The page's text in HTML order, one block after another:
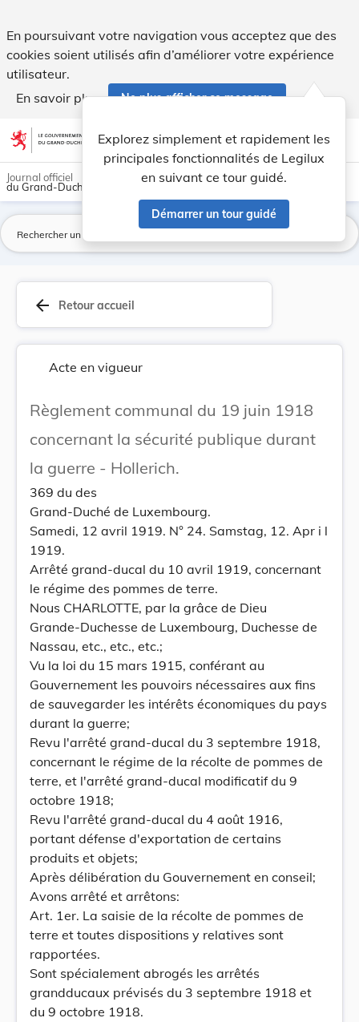
En poursuivant votre navigation vous acceptez que des
cookies soient utilisés afin d’améliorer votre expérience
utilisateur.
En savoir plus
Ne plus afficher ce message
Aller au contenu account_circle help Aide
Explorez simplement et rapidement les
principales fonctionnalités de Legilux
en suivant ce tour guidé.
Démarrer un tour guidé
light_mode dark_mode
Journal officiel
du Grand-Duché de Luxembourg
arrow_back Retour accueil
Acte en vigueur
Règlement communal du 19 juin 1918
concernant la sécurité publique durant
la guerre - Hollerich.
369 du des
Grand-Duché de Luxembourg.
Samedi, 12 avril 1919. N° 24. Samstag, 12. Apr i l
1919.
Arrêté grand-ducal du 10 avril 1919, concernant
le régime des pommes de terre.
Nous CHARLOTTE, par la grâce de Dieu
Grande-Duchesse de Luxembourg, Duchesse de
Nassau, etc., etc., etc.;
Vu la loi du 15 mars 1915, conférant au
Gouvernement les pouvoirs nécessaires aux fins
de sauvegarder les intérêts économiques du pays
durant la guerre;
Revu l'arrêté grand-ducal du 3 septembre 1918,
concernant le régime de la récolte de pommes de
terre, et l'arrêté grand-ducal modificatif du 9
octobre 1918;
Revu l'arrêté grand-ducal du 4 août 1916,
portant défense d'exportation de certains
produits et objets;
Après délibération du Gouvernement en conseil;
Avons arrêté et arrêtons:
Art. 1er. La saisie de la récolte de pommes de
terre et toutes dispositions y relatives sont
rapportées.
Sont spécialement abrogés les arrêtés
grandducaux prévisés du 3 septembre 1918 et
du 9 octobre 1918.